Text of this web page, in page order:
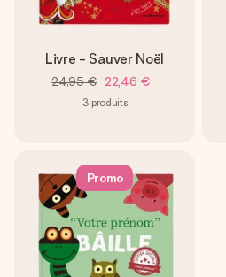
Livre - Sauver Noël
24,95 € 22,46 €
3 produits
Promo